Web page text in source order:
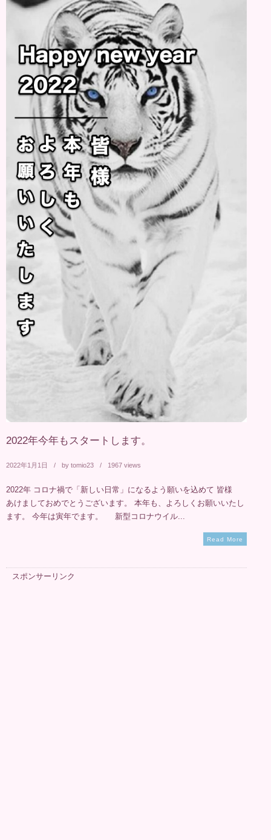
2022年今年もスタートします。
2022年1月1日 by tomio23 1967 views
2022年 コロナ禍で「新しい日常」になるよう願いを込めて 皆様
あけましておめでとうございます。 本年も、よろしくお願いいたし
ます。 今年は寅年でます。 新型コロナウイル...
Read More
スポンサーリンク